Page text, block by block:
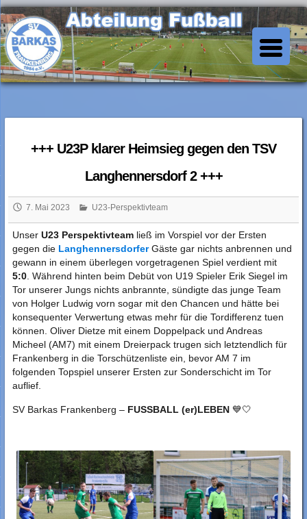
Skip
to
content
SV Barkas Abt. Fussball
+++ U23P klarer Heimsieg gegen den TSV
Langhennersdorf 2 +++
7. Mai 2023 U23-Perspektivteam
Unser U23 Perspektivteamließ im Vorspiel vor der Ersten
gegen die LanghennersdorferGäste gar nichts anbrennen und
gewann in einem überlegen vorgetragenen Spiel verdient mit
5:0. Während hinten beim Debüt von U19 Spieler Erik Siegel im
Tor unserer Jungs nichts anbrannte, sündigte das junge Team
von Holger Ludwig vorn sogar mit den Chancen und hätte bei
konsequenter Verwertung etwas mehr für die Tordifferenz tuen
können. Oliver Dietze mit einem Doppelpack und Andreas
Micheel (AM7) mit einem Dreierpack trugen sich letztendlich für
Frankenberg in die Torschützenliste ein, bevor AM 7 im
folgenden Topspiel unserer Ersten zur Sonderschicht im Tor
auflief.
SV Barkas Frankenberg – FUSSBALL (er)LEBEN💙🤍